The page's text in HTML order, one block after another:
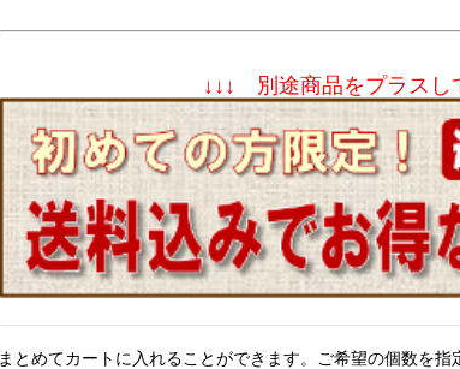
↓↓↓ 別途商品をプラスし
まとめてカートに入れることができます。ご希望の個数を